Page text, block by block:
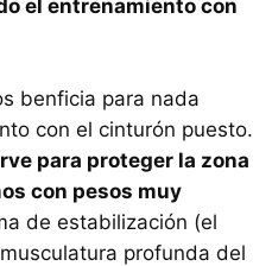
el entrenamiento con
benficia para nada
con el cinturón puesto.
para proteger la zona
con pesos muy
de estabilización (el
profunda del